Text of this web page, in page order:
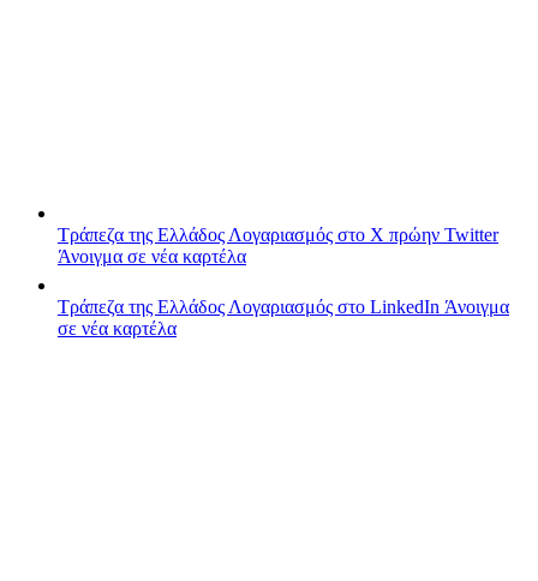
Τράπεζα της Ελλάδος Λογαριασμός στο X πρώην Twitter
Άνοιγμα σε νέα καρτέλα
Τράπεζα της Ελλάδος Λογαριασμός στο LinkedIn Άνοιγμα
σε νέα καρτέλα